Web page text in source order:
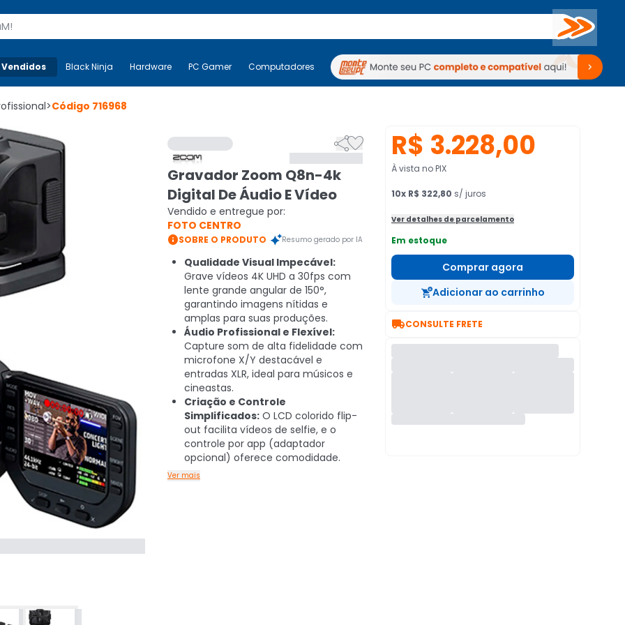
Buscar
Mais-v- Black Ninja Hardware PC Gamer Computadores Periféricos TV Venda no KaBuM!
Black Ninja Hardware PC Gamer Computadores Periféricos TV Venda no KaBuM!
>Código 716968

Gravador Zoom Q8n-4k
Digital De Áudio E Vídeo
Vendido e entregue por:
FOTO CENTRO
SOBRE O PRODUTO Resumo gerado por IA
Qualidade Visual Impecável:
Grave vídeos 4K UHD a 30fps com
lente grande angular de 150°,
garantindo imagens nítidas e
amplas para suas produções.
Áudio Profissional e Flexível:
Capture som de alta fidelidade com
microfone X/Y destacável e
entradas XLR, ideal para músicos e
cineastas.
Criação e Controle
Simplificados: O LCD colorido flip-
out facilita vídeos de selfie, e o
controle por app (adaptador
opcional) oferece comodidade.
Ver mais
R$ 3.228,00
À vista no PIX
10x R$ 322,80 s/ juros
Ver detalhes de parcelamento
Em estoque
Comprar agora
Adicionar ao carrinho
CONSULTE FRETE